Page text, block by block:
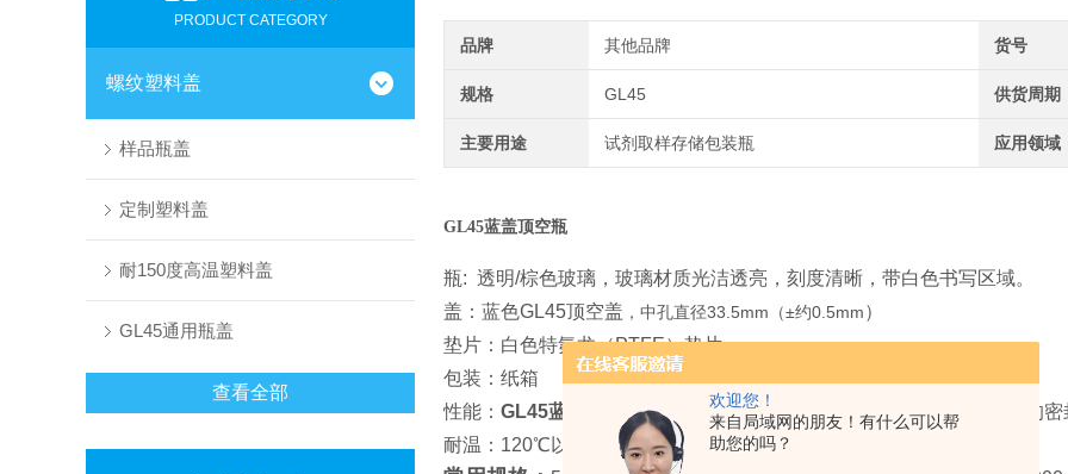
欢迎您！
来自局域网的朋友！有什么可以帮
助您的吗？
PRODUCT CATEGORY
螺纹塑料盖
样品瓶盖
定制塑料盖
耐150度高温塑料盖
GL45通用瓶盖
查看全部
品牌 其他品牌 货号
规格 GL45 供货周期
主要用途 试剂取样存储包装瓶 应用领域
GL45蓝盖顶空瓶
瓶: 透明/棕色玻璃，玻璃材质光洁透亮，刻度清晰，带白色书写区域。
盖：蓝色GL45顶空盖 ，中孔直径33.5mm（±约0.5mm）
垫片：白色特氟龙（PTFE）垫片
包装：纸箱
性能： GL45蓝盖顶空瓶耐强酸强碱，耐有机溶剂，耐腐蚀，具有很强的密
耐温：120℃以内（如有需要耐高温试剂瓶，可联系客服）